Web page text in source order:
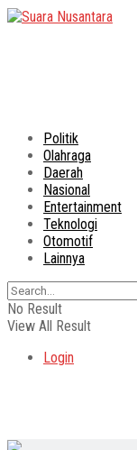
Politik
Olahraga
Daerah
Nasional
Entertainment
Teknologi
Otomotif
Lainnya
No Result
View All Result
Login